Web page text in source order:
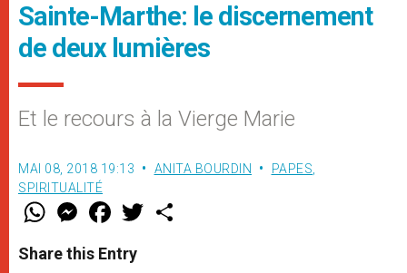
Sainte-Marthe: le discernement
de deux lumières
Et le recours à la Vierge Marie
MAI 08, 2018 19:13 ANITA BOURDIN PAPES
SPIRITUALITÉ
W
t
s
M
e
s
e
F
a
e
b
w
Share this Entry